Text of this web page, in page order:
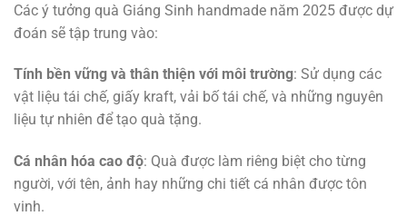
Các ý tưởng quà Giáng Sinh handmade năm 2025 được dự
đoán sẽ tập trung vào:
Tính bền vững và thân thiện với môi trường: Sử dụng các
vật liệu tái chế, giấy kraft, vải bố tái chế, và những nguyên
liệu tự nhiên để tạo quà tặng.
Cá nhân hóa cao độ: Quà được làm riêng biệt cho từng
người, với tên, ảnh hay những chi tiết cá nhân được tôn
vinh.